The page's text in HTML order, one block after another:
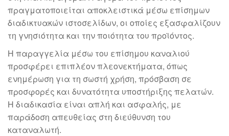
πραγματοποιείται αποκλειστικά μέσω επίσημων
διαδικτυακών ιστοσελίδων, οι οποίες εξασφαλίζουν
τη γνησιότητα και την ποιότητα του προϊόντος.
Η παραγγελία μέσω του επίσημου καναλιού
προσφέρει επιπλέον πλεονεκτήματα, όπως
ενημέρωση για τη σωστή χρήση, πρόσβαση σε
προσφορές και δυνατότητα υποστήριξης πελατών.
Η διαδικασία είναι απλή και ασφαλής, με
παράδοση απευθείας στη διεύθυνση του
καταναλωτή.